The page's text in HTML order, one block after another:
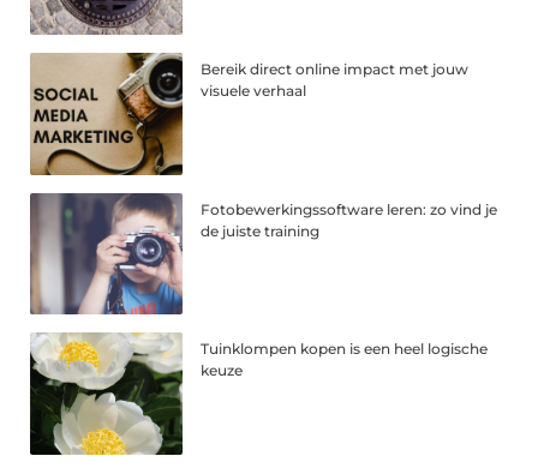
Bereik direct online impact met jouw
visuele verhaal
Fotobewerkingssoftware leren: zo vind je
de juiste training
Tuinklompen kopen is een heel logische
keuze